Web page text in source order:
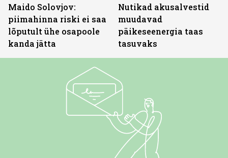
Maido Solovjov:
piimahinna riski ei saa
lõputult ühe osapoole
kanda jätta
Nutikad akusalvestid
muudavad
päikeseenergia taas
tasuvaks